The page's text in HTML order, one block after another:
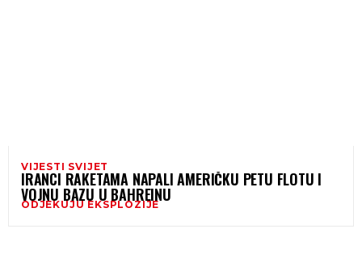
VIJESTI SVIJET
IRANCI RAKETAMA NAPALI AMERIČKU PETU FLOTU I
VOJNU BAZU U BAHREINU
ODJEKUJU EKSPLOZIJE